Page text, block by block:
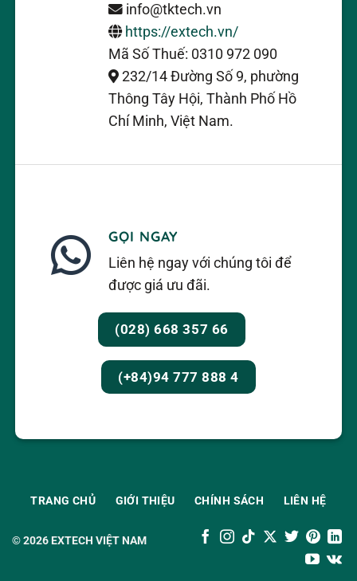
info@tktech.vn
https://extech.vn/
Mã Số Thuế: 0310 972 090
232/14 Đường Số 9, phường
Thông Tây Hội, Thành Phố Hồ
Chí Minh, Việt Nam.
GỌI NGAY
Liên hệ ngay với chúng tôi để
được giá ưu đãi.
(028) 668 357 66
(+84)94 777 888 4
© 2026EXTECH VIỆT NAM
TRANG CHỦ GIỚI THIỆU CHÍNH SÁCH LIÊN HỆ